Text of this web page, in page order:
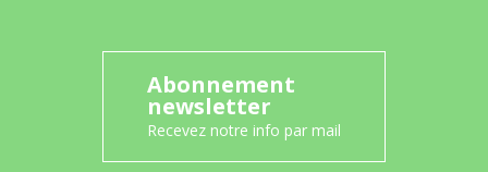
Abonnement
newsletter
Recevez notre info par mail